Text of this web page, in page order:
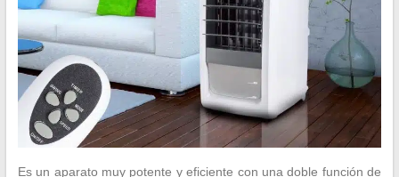
Es un aparato muy potente y eficiente con una doble función de